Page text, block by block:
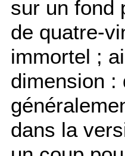
sur un fond
de quatre-
immortel ;
dimension :
dans la